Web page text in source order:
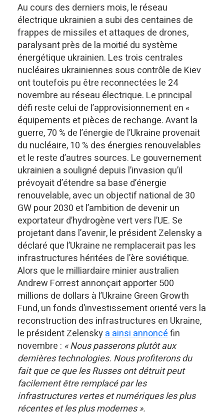
Au cours des derniers mois, le réseau
électrique ukrainien a subi des centaines de
frappes de missiles et attaques de drones,
paralysant près de la moitié du système
énergétique ukrainien. Les trois centrales
nucléaires ukrainiennes sous contrôle de Kiev
ont toutefois pu être reconnectées le 24
novembre au réseau électrique. Le principal
défi reste celui de l’approvisionnement en «
équipements et pièces de rechange. Avant la
guerre, 70 % de l’énergie de l’Ukraine provenait
du nucléaire, 10 % des énergies renouvelables
et le reste d’autres sources. Le gouvernement
ukrainien a souligné depuis l’invasion qu’il
prévoyait d’étendre sa base d’énergie
renouvelable, avec un objectif national de 30
GW pour 2030 et l’ambition de devenir un
exportateur d’hydrogène vert vers l’UE. Se
projetant dans l’avenir, le président Zelensky a
déclaré que l’Ukraine ne remplacerait pas les
infrastructures héritées de l’ère soviétique.
Alors que le milliardaire minier australien
Andrew Forrest annonçait apporter 500
millions de dollars à l’Ukraine Green Growth
Fund, un fonds d’investissement orienté vers la
reconstruction des infrastructures en Ukraine,
le président Zelenskya ainsi annoncéfin
novembre : « Nous passerons plutôt aux
dernières technologies. Nous profiterons du
fait que ce que les Russes ont détruit peut
facilement être remplacé par les
infrastructures vertes et numériques les plus
récentes et les plus modernes ».